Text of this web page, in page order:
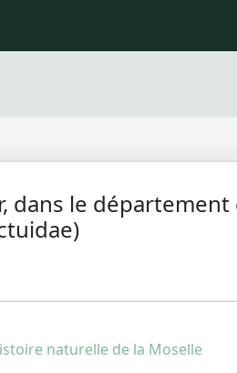
dans le département
naturelle de la Moselle